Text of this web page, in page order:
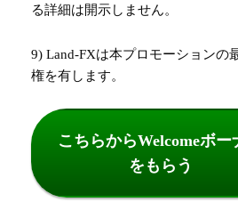
る詳細は開示しません。
9) Land-FXは本プロモーションの
権を有します。
こちらからWelcomeボー
をもらう